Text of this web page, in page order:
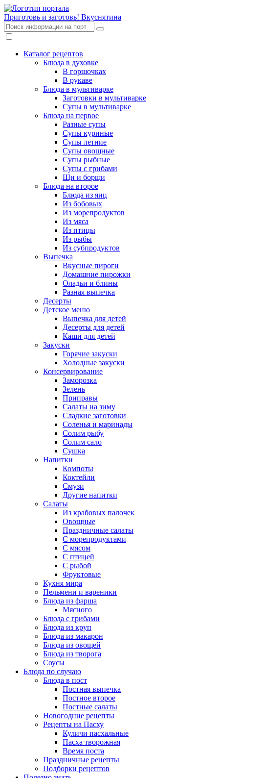
Приготовь и заготовь! Вкуснятина
Каталог рецептов
Блюда в духовке
В горшочках
В рукаве
Блюда в мультиварке
Заготовки в мультиварке
Супы в мультиварке
Блюда на первое
Разные супы
Супы куриные
Супы летние
Супы овощные
Супы рыбные
Супы с грибами
Щи и борщи
Блюда на второе
Блюда из яиц
Из бобовых
Из морепродуктов
Из мяса
Из птицы
Из рыбы
Из субпродуктов
Выпечка
Вкусные пироги
Домашние пирожки
Оладьи и блины
Разная выпечка
Десерты
Детское меню
Выпечка для детей
Десерты для детей
Каши для детей
Закуски
Горячие закуски
Холодные закуски
Консервирование
Заморозка
Зелень
Приправы
Салаты на зиму
Сладкие заготовки
Соленья и маринады
Солим рыбу
Солим сало
Сушка
Напитки
Компоты
Коктейли
Смузи
Другие напитки
Салаты
Из крабовых палочек
Овощные
Праздничные салаты
С морепродуктами
С мясом
С птицей
С рыбой
Фруктовые
Кухня мира
Пельмени и вареники
Блюда из фарша
Мясного
Блюда с грибами
Блюда из круп
Блюда из макарон
Блюда из овощей
Блюда из творога
Соусы
Блюда по случаю
Блюда в пост
Постная выпечка
Постное второе
Постные салаты
Новогодние рецепты
Рецепты на Пасху
Куличи пасхальные
Пасха творожная
Время поста
Праздничные рецепты
Подборки рецептов